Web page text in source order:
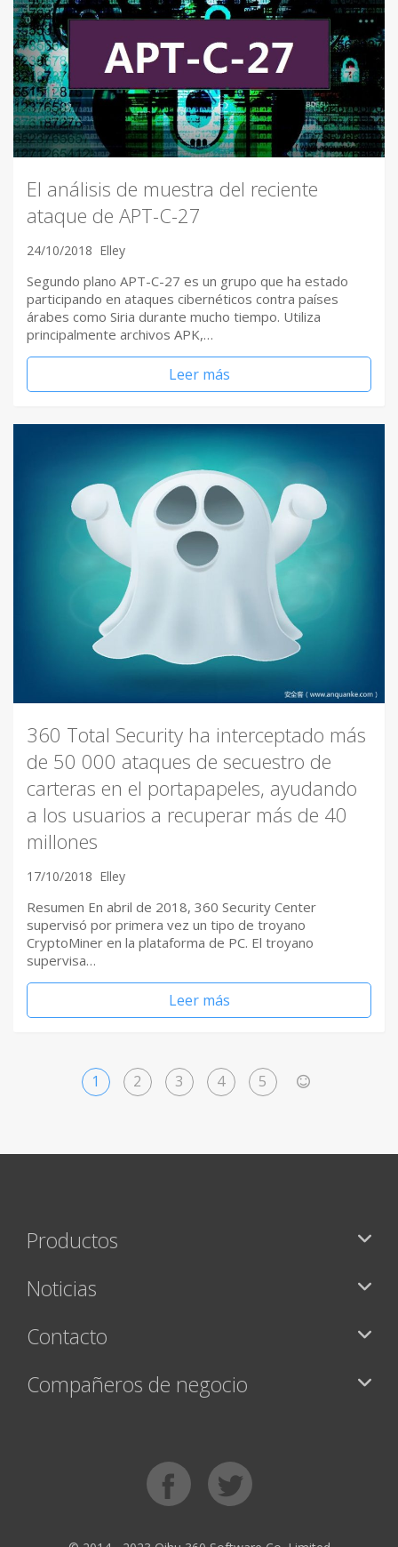
El análisis de muestra del reciente
ataque de APT-C-27
24/10/2018 Elley
Segundo plano APT-C-27 es un grupo que ha estado
participando en ataques cibernéticos contra países
árabes como Siria durante mucho tiempo. Utiliza
principalmente archivos APK,…
Leer más
360 Total Security ha interceptado más
de 50 000 ataques de secuestro de
carteras en el portapapeles, ayudando
a los usuarios a recuperar más de 40
millones
17/10/2018 Elley
Resumen En abril de 2018, 360 ​Security Center
supervisó por primera vez un tipo de troyano
CryptoMiner en la plataforma de PC. El troyano
supervisa…
Leer más
1 2 3 4 5
Productos
Noticias
Contacto
Compañeros de negocio